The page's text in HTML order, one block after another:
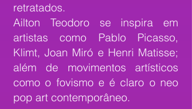
retratados.
Ailton Teodoro se inspira em
artistas como Pablo Picasso,
Klimt, Joan Miró e Henri Matisse;
além de movimentos artísticos
como o fovismo e é claro o neo
pop art contemporâneo.